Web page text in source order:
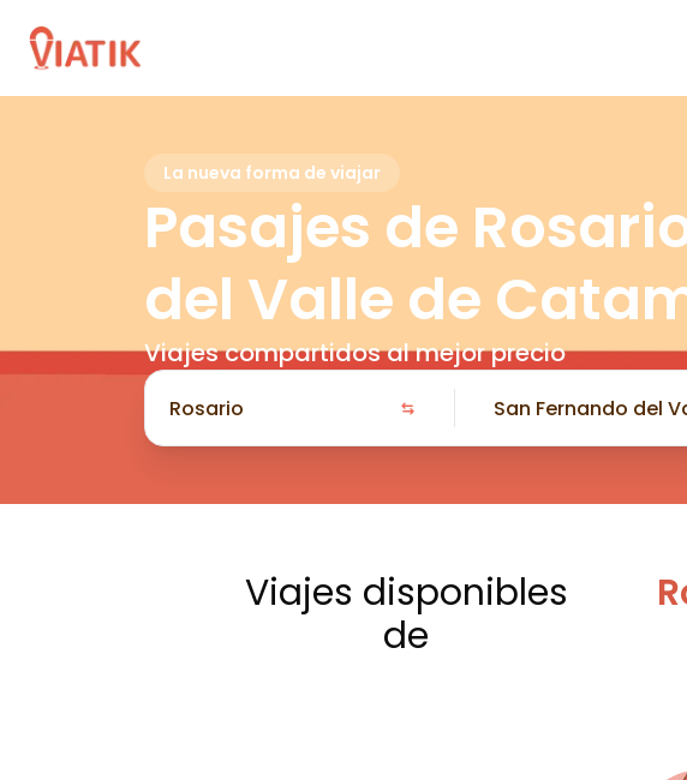
La nueva forma de viajar
Pasajes de
del Valle de
Viajes compartidos al mejor precio
Viajes disponibles
de